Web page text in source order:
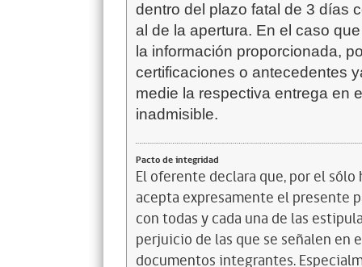
dentro del plazo fatal de 3 días
al de la apertura. En el caso
la información proporcionada,
certificaciones o antecedentes
medie la respectiva entrega en
inadmisible.
Pacto de integridad
El oferente declara que, por el
acepta expresamente el presente
con todas y cada una de las
perjuicio de las que se señalen en
documentos integrantes.